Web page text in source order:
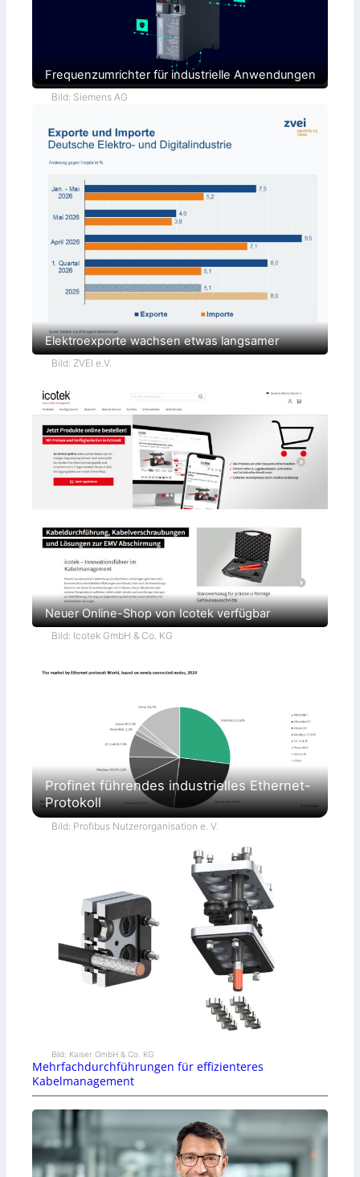
Frequenzumrichter für industrielle Anwendungen
Bild: Siemens AG
Elektroexporte wachsen etwas langsamer
Bild: ZVEI e.V.
Neuer Online-Shop von Icotek verfügbar
Bild: Icotek GmbH & Co. KG
Profinet führendes industrielles Ethernet-
Protokoll
Bild: Profibus Nutzerorganisation e. V.
Bild: Kaiser GmbH & Co. KG
Mehrfachdurchführungen für effizienteres
Kabelmanagement